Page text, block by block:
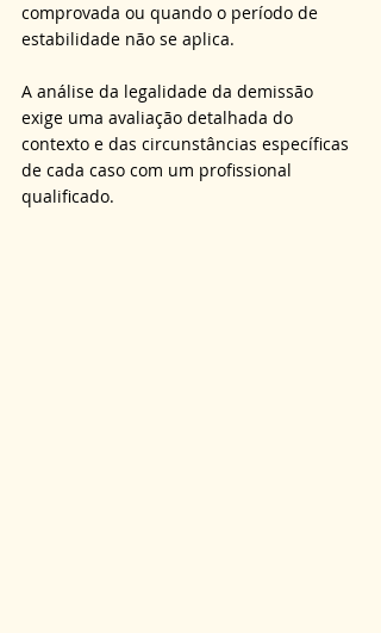
comprovada ou quando o período de
estabilidade não se aplica.
A análise da legalidade da demissão
exige uma avaliação detalhada do
contexto e das circunstâncias específicas
de cada caso com um profissional
qualificado.